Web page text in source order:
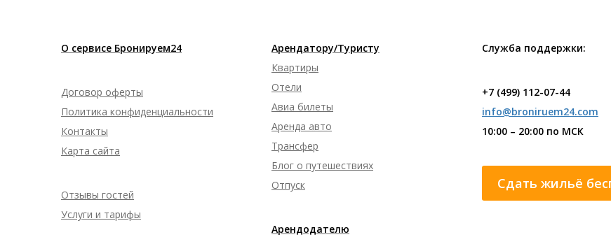
О сервисе Бронируем24
Договор оферты
Политика конфиденциальности
Контакты
Карта сайта
Отзывы гостей
Услуги и тарифы
Арендатору/Туристу
Квартиры
Отели
Авиа билеты
Аренда авто
Трансфер
Блог о путешествиях
Отпуск
Арендодателю
Служба поддержки:
+7 (499) 112-07-44
info@broniruem24.com
10:00 – 20:00 по МСК
Сдать жильё